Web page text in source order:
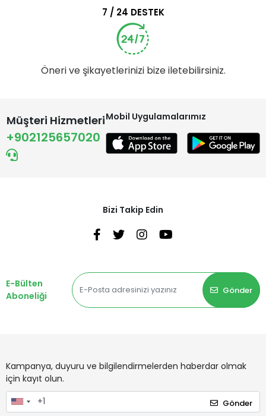
7 / 24 DESTEK
Öneri ve şikayetlerinizi bize iletebilirsiniz.
Müşteri Hizmetleri
+902125657020
Mobil Uygulamalarımız
Bizi Takip Edin
E-Bülten
Aboneliği
Gönder
Kampanya, duyuru ve bilgilendirmelerden haberdar olmak
için kayıt olun.
Gönder